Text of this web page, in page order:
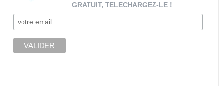
GRATUIT, TELECHARGEZ-LE !